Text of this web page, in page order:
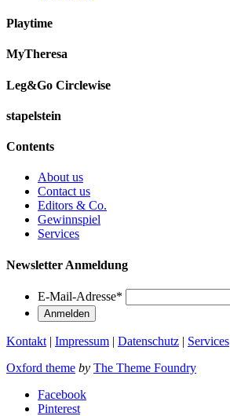
Playtime
MyTheresa
Leg&Go Circlewise
stapelstein
Contents
About us
Contact us
Editors & Co.
Gewinnspiel
Services
Newsletter Anmeldung
E-Mail-Adresse*
Kontakt | Impressum | Datenschutz | Services
Oxford theme by The Theme Foundry
Facebook
Pinterest